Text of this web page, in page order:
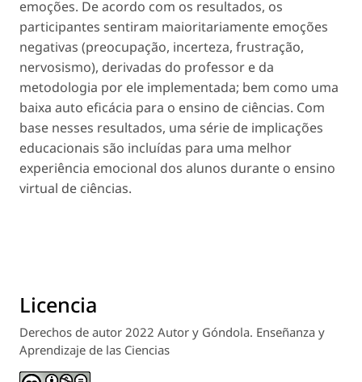
emoções. De acordo com os resultados, os
participantes sentiram maioritariamente emoções
negativas (preocupação, incerteza, frustração,
nervosismo), derivadas do professor e da
metodologia por ele implementada; bem como uma
baixa auto eficácia para o ensino de ciências. Com
base nesses resultados, uma série de implicações
educacionais são incluídas para uma melhor
experiência emocional dos alunos durante o ensino
virtual de ciências.
Licencia
Derechos de autor 2022 Autor y Góndola. Enseñanza y
Aprendizaje de las Ciencias